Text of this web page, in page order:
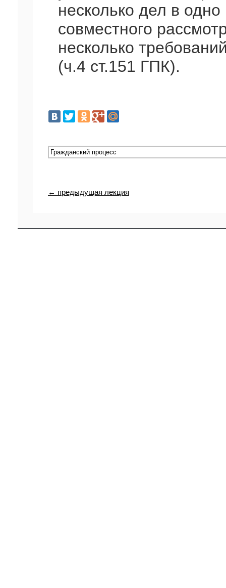
несколько дел в
совместного
несколько
(ч.4 ст.151 ГПК).
← предыдущая лекция